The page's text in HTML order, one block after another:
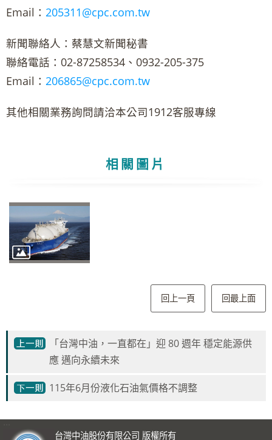
Email： 205311@cpc.com.tw
新聞聯絡人：蔡慧文新聞秘書
聯絡電話：02-87258534、0932-205-375
Email： 206865@cpc.com.tw
其他相關業務詢問請洽本公司1912客服專線
相關圖片
回上一頁 回最上面
「台灣中油，一直都在」迎 80 週年 穩定能源供
應 邁向永續未來
115年6月份液化石油氣價格不調整
台灣中油股份有限公司 版權所有